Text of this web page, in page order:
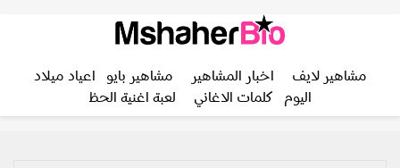
مشاهير لايف اخبار المشاهير مشاهير بايو
اعياد ميلاد
اليوم
كلمات الاغاني لعبة اغنية الحظ